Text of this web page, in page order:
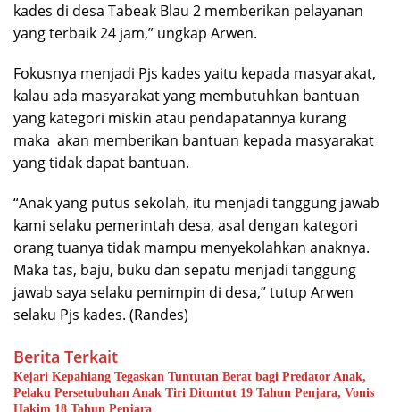
kades di desa Tabeak Blau 2 memberikan pelayanan
yang terbaik 24 jam,” ungkap Arwen.
Fokusnya menjadi Pjs kades yaitu kepada masyarakat,
kalau ada masyarakat yang membutuhkan bantuan
yang kategori miskin atau pendapatannya kurang
maka akan memberikan bantuan kepada masyarakat
yang tidak dapat bantuan.
“Anak yang putus sekolah, itu menjadi tanggung jawab
kami selaku pemerintah desa, asal dengan kategori
orang tuanya tidak mampu menyekolahkan anaknya.
Maka tas, baju, buku dan sepatu menjadi tanggung
jawab saya selaku pemimpin di desa,” tutup Arwen
selaku Pjs kades. (Randes)
Berita Terkait
Kejari Kepahiang Tegaskan Tuntutan Berat bagi Predator Anak,
Pelaku Persetubuhan Anak Tiri Dituntut 19 Tahun Penjara, Vonis
Hakim 18 Tahun Penjara